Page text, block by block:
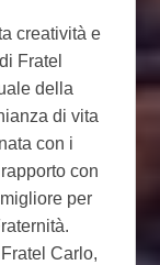
creatività e
Fratel
della
di vita
con i
con
per
Carlo,